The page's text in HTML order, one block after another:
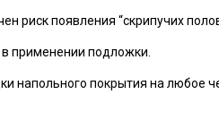
риск появления “скрипучих
применении подложки.
напольного покрытия на любое